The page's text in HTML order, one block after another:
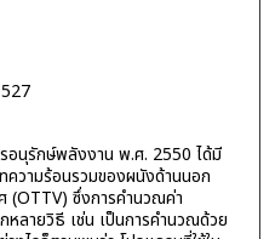
อนุรักษ์พลังงาน พ.ศ. 2550 ได้มี
วามร้อนรวมของผนังด้านนอก
(OTTV) ซึ่งการคำนวณค่า
หลายวิธี เช่น เป็นการคำนวณด้วย